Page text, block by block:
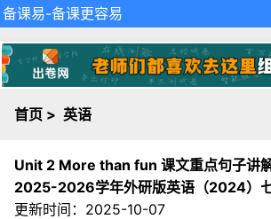
备课易-备课更容易
首页 > 英语
Unit 2 More than fun 课文重点句子讲解
2025-2026学年外研版英语（2024）
更新时间：2025-10-07